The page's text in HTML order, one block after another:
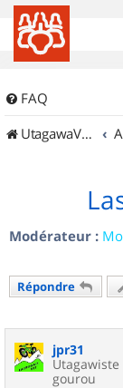
FAQ
UtagawaVTT (Randos VTT et VTTAE avec traces GPS)
Modérateur :
Répondre
jpr31
Utagawiste
gourou